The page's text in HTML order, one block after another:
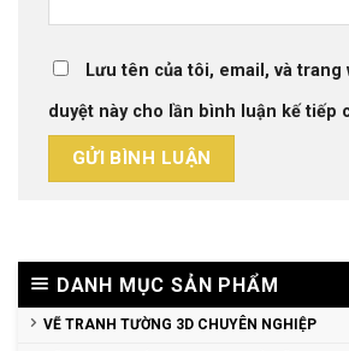
Lưu tên của tôi, email, và
duyệt này cho lần bình luận kế tiếp
DANH MỤC SẢN PHẨM
VẼ TRANH TƯỜNG 3D CHUYÊN NGHIỆP